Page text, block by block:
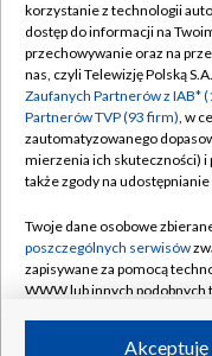
Abonament TVP
Emisja w TVP
Centrum informacji
Naziemna Telewizja
Rada Programowa
System NOS
Informacje o
korzystanie z technologii
dostęp do informacji na
przechowywanie oraz na
nas, czyli Telewizję Polską
Zaufanych Partnerów z IAB*
Partnerów TVP (93 firm), w
zautomatyzowanego
mierzenia ich skuteczności) i
także zgody na
Twoje dane osobowe
poszczególnych serwisów
zapisywane za pomocą
WWW lub innych
Akceptuję